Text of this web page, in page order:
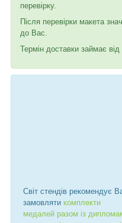
перевірку.
Після перевірки макета
до Вас.
Термін доставки займає від
Світ стендів рекомендує
замовляти комплекти
медалей разом із